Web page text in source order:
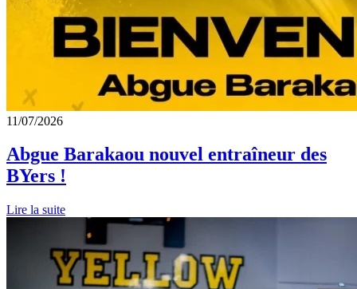
11/07/2026
Abgue Barakaou nouvel entraîneur des
BYers !
Lire la suite